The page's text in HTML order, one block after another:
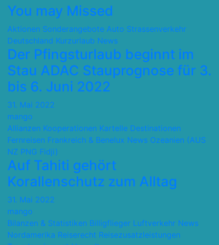
You may Missed
Aktionen Sonderangebote Auto Strassenverkehr
Deutschland Kurzurlaub News
Der Pfingsturlaub beginnt im
Stau ADAC Stauprognose für 3.
bis 6. Juni 2022
31. Mai 2022
mango
Allianzen Kooperationen Kartelle Destinationen
Fernreisen Frankreich & Benelux News Ozeanien (AUS
NZ PNG Fidji)
Auf Tahiti gehört
Korallenschutz zum Alltag
31. Mai 2022
mango
Bilanzen & Statistiken Billigflieger Luftverkehr News
Nordamerika Reiserecht Reisezusatzleistungen